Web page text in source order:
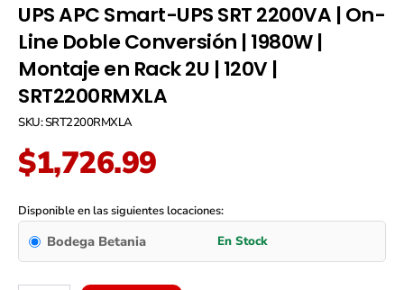
UPS APC Smart-UPS SRT 2200VA | On-
Line Doble Conversión | 1980W |
Montaje en Rack 2U | 120V |
SRT2200RMXLA
SKU: SRT2200RMXLA
$1,726.99
Disponible en las siguientes locaciones:
Bodega Betania
APC
Smart-
UPS
SRT
2200VA